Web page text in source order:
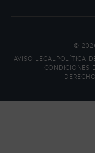
©
AVISO LEGAL POLÍTICA
CONDICIONES